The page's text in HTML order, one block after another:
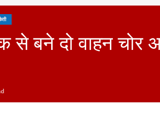
बने दो वाहन चोर